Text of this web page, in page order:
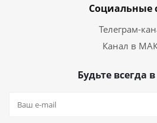
Социальные
Телеграм-
Канал в
Будьте всегда